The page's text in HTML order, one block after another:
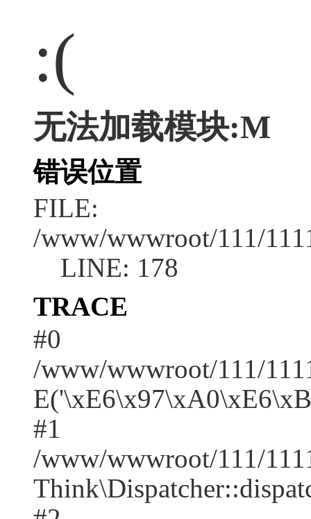
:(
无法加载模块:M
错误位置
FILE:
/www/wwwroot/111/
LINE: 178
TRACE
#0
/www/wwwroot/111/
#1
/www/wwwroot/111/